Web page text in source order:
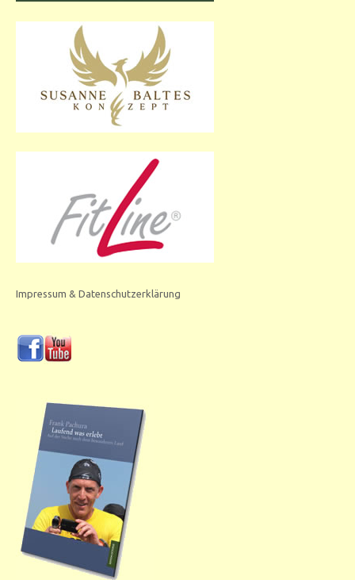
Impressum & Datenschutzerklärung